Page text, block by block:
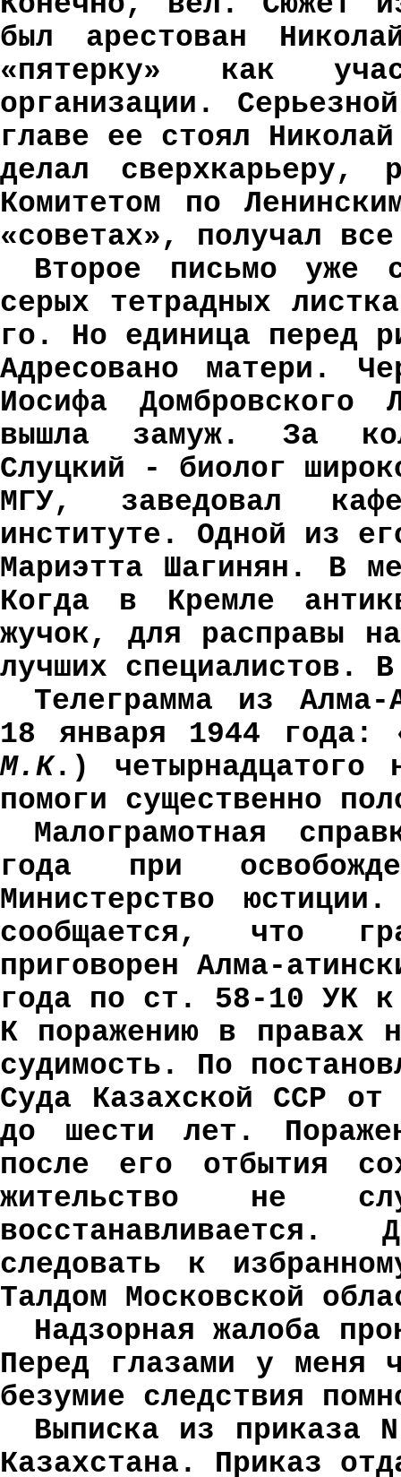
был арестован
«пятерку» как
организации.
главе ее стоял
делал сверхкарьеру,
Комитетом по
«советах», получал
Второе письмо уже
серых тетрадных
го. Но единица перед
Адресовано матери.
Иосифа
вышла замуж. За
Слуцкий - биолог
МГУ, заведовал
институте. Одной из
Мариэтта Шагинян. В
Когда в Кремле
жучок, для расправы
лучших специалистов.
Телеграмма из
18 января 1944 года:
М.К.) четырнадцатого
помоги существенно
Малограмотная
года при
Министерство
сообщается, что
приговорен Алма-
года по ст. 58-10 УК к
К поражению в правах
судимость. По
Суда Казахской ССР
до шести лет.
после его отбытия
жительство не
восстанавливается.
следовать к
Талдом Московской
Надзорная жалоба
Перед глазами у меня
безумие следствия
Выписка из приказа
Казахстана. Приказ